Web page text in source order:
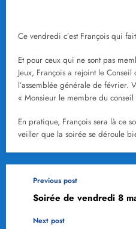
Ce vendredi c’est François qui
Et pour ceux qui ne sont pas
Jeux, François a rejoint le
l’assemblée générale de février.
« Monsieur le membre du conseil
En pratique, François sera là ce
veiller que la soirée se déroule
Previous post
Soirée de vendredi 8
Next post